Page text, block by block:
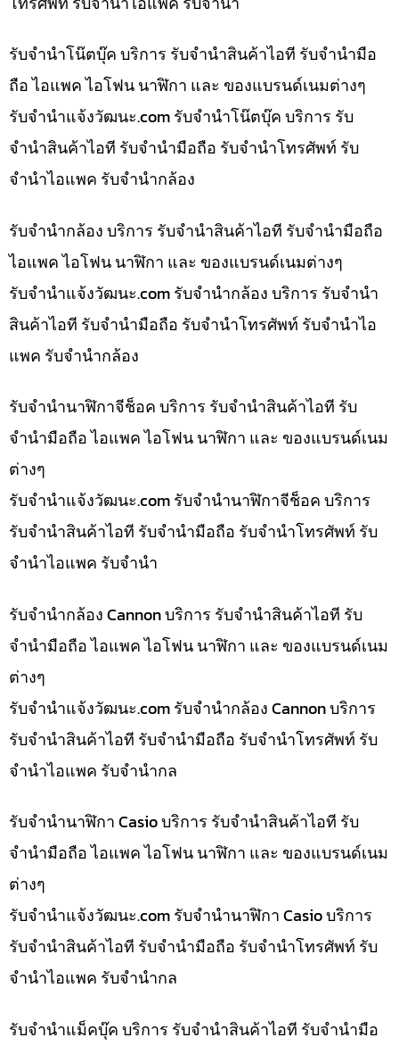
รับจำนำโน๊ตบุ๊ค บริการ รับจำนำสินค้าไอที รับจำนำมือ
ถือ ไอแพค ไอโฟน นาฬิกา และ ของแบรนด์เนมต่างๆ
รับจํานําแจ้งวัฒนะ.com รับจำนำโน๊ตบุ๊ค บริการ รับ
จำนำสินค้าไอที รับจำนำมือถือ รับจำนำโทรศัพท์ รับ
จำนำไอแพค รับจำนำกล้อง
รับจำนำกล้อง บริการ รับจำนำสินค้าไอที รับจำนำมือถือ
ไอแพค ไอโฟน นาฬิกา และ ของแบรนด์เนมต่างๆ
รับจํานําแจ้งวัฒนะ.com รับจำนำกล้อง บริการ รับจำนำ
สินค้าไอที รับจำนำมือถือ รับจำนำโทรศัพท์ รับจำนำไอ
แพค รับจำนำกล้อง
รับจำนำนาฬิกาจีช็อค บริการ รับจำนำสินค้าไอที รับ
จำนำมือถือ ไอแพค ไอโฟน นาฬิกา และ ของแบรนด์เนม
ต่างๆ
รับจํานําแจ้งวัฒนะ.com รับจำนำนาฬิกาจีช็อค บริการ
รับจำนำสินค้าไอที รับจำนำมือถือ รับจำนำโทรศัพท์ รับ
จำนำไอแพค รับจำนำ
รับจำนำกล้อง Cannon บริการ รับจำนำสินค้าไอที รับ
จำนำมือถือ ไอแพค ไอโฟน นาฬิกา และ ของแบรนด์เนม
ต่างๆ
รับจํานําแจ้งวัฒนะ.com รับจำนำกล้อง Cannon บริการ
รับจำนำสินค้าไอที รับจำนำมือถือ รับจำนำโทรศัพท์ รับ
จำนำไอแพค รับจำนำกล
รับจำนำนาฬิกา Casio บริการ รับจำนำสินค้าไอที รับ
จำนำมือถือ ไอแพค ไอโฟน นาฬิกา และ ของแบรนด์เนม
ต่างๆ
รับจํานําแจ้งวัฒนะ.com รับจำนำนาฬิกา Casio บริการ
รับจำนำสินค้าไอที รับจำนำมือถือ รับจำนำโทรศัพท์ รับ
จำนำไอแพค รับจำนำกล
รับจำนำแม็คบุ๊ค บริการ รับจำนำสินค้าไอที รับจำนำมือ